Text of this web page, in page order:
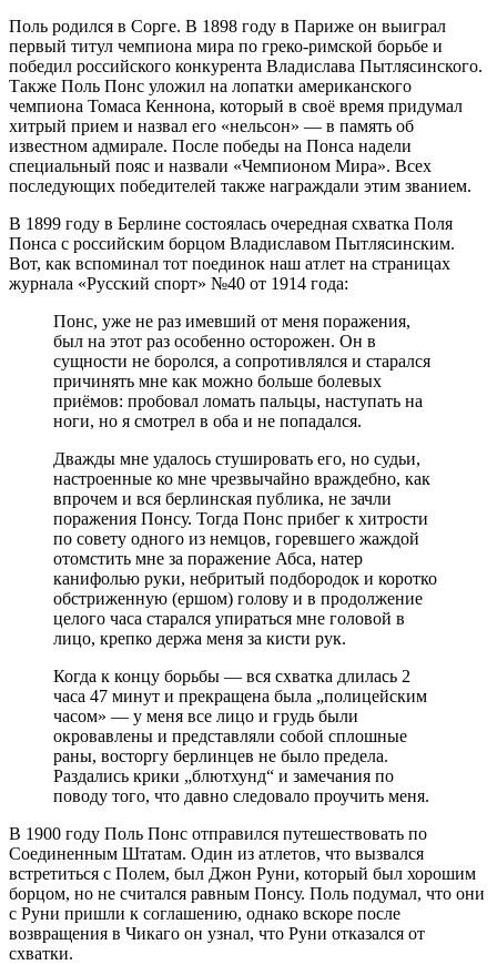
Поль родился в Сорге. В 1898 году в Париже он выиграл
первый титул чемпиона мира по греко-римской борьбе и
победил российского конкурента Владислава Пытлясинского.
Также Поль Понс уложил на лопатки американского
чемпиона Томаса Кеннона, который в своё время придумал
хитрый прием и назвал его «нельсон» — в память об
известном адмирале. После победы на Понса надели
специальный пояс и назвали «Чемпионом Мира». Всех
последующих победителей также награждали этим званием.
В 1899 году в Берлине состоялась очередная схватка Поля
Понса с российским борцом Владиславом Пытлясинским.
Вот, как вспоминал тот поединок наш атлет на страницах
журнала «Русский спорт» №40 от 1914 года:
Понс, уже не раз имевший от меня поражения,
был на этот раз особенно осторожен. Он в
сущности не боролся, а сопротивлялся и старался
причинять мне как можно больше болевых
приёмов: пробовал ломать пальцы, наступать на
ноги, но я смотрел в оба и не попадался.
Дважды мне удалось стушировать его, но судьи,
настроенные ко мне чрезвычайно враждебно, как
впрочем и вся берлинская публика, не зачли
поражения Понсу. Тогда Понс прибег к хитрости
по совету одного из немцов, горевшего жаждой
отомстить мне за поражение Абса, натер
канифолью руки, небритый подбородок и коротко
обстриженную (ершом) голову и в продолжение
целого часа старался упираться мне головой в
лицо, крепко держа меня за кисти рук.
Когда к концу борьбы — вся схватка длилась 2
часа 47 минут и прекращена была „полицейским
часом» — у меня все лицо и грудь были
окровавлены и представляли собой сплошные
раны, восторгу берлинцев не было предела.
Раздались крики „блютхунд“ и замечания по
поводу того, что давно следовало проучить меня.
В 1900 году Поль Понс отправился путешествовать по
Соединенным Штатам. Один из атлетов, что вызвался
встретиться с Полем, был Джон Руни, который был хорошим
борцом, но не считался равным Понсу. Поль подумал, что они
с Руни пришли к соглашению, однако вскоре после
возвращения в Чикаго он узнал, что Руни отказался от
схватки.